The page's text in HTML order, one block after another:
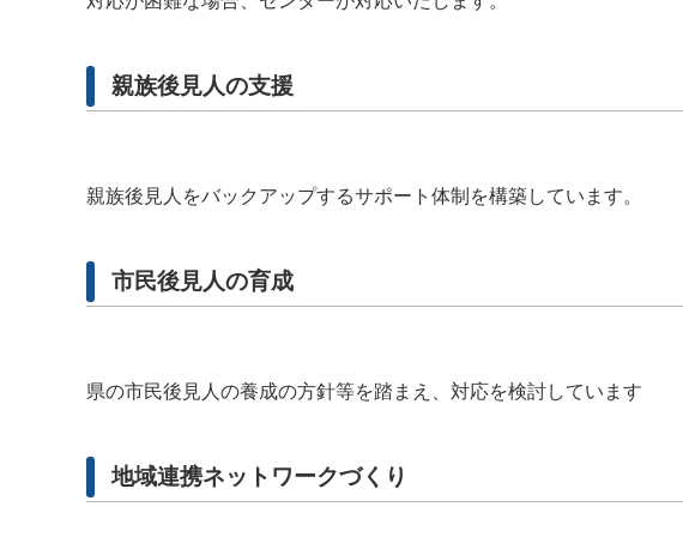
親族後見人の支援
親族後見人をバックアップするサポート体制を構築しています。
市民後見人の育成
県の市民後見人の養成の方針等を踏まえ、対応を検討しています
地域連携ネットワークづくり